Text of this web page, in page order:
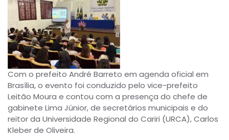
Com o prefeito André Barreto em agenda oficial em
Brasília, o evento foi conduzido pelo vice-prefeito
Leitão Moura e contou com a presença do chefe de
gabinete Lima Júnior, de secretários municipais e do
reitor da Universidade Regional do Cariri (URCA), Carlos
Kleber de Oliveira.